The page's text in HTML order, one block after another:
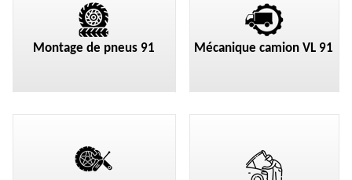
Montage de pneus 91 Mécanique camion VL 91